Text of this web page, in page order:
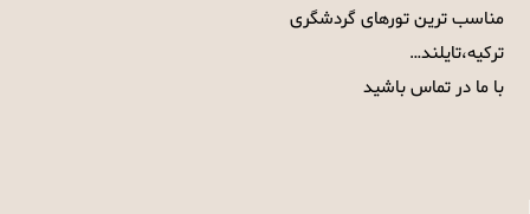
مناسب ترین تورهای گردشگری
ترکیه،تایلند…
با ما در تماس باشید